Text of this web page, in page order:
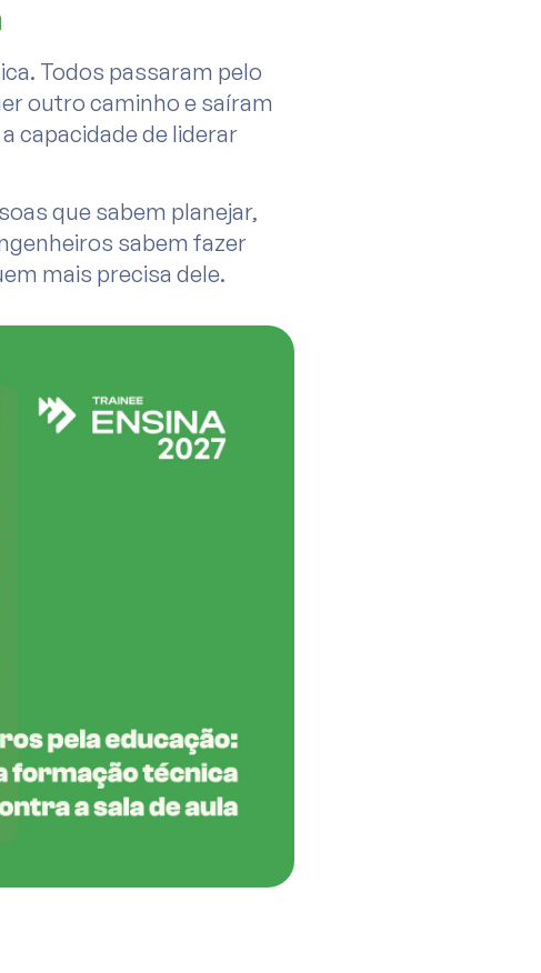
Todos passaram pelo
outro caminho e saíram
capacidade de liderar
que sabem planejar,
sabem fazer
mais precisa dele.